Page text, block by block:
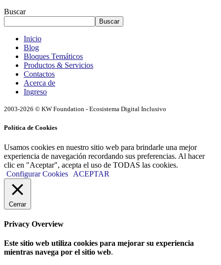
Buscar
Buscar
Inicio
Blog
Bloques Temáticos
Productos & Servicios
Contactos
Acerca de
Ingreso
2003-2026 © KW Foundation - Ecosistema Digital Inclusivo
Política de Cookies
Usamos cookies en nuestro sitio web para brindarle una mejor
experiencia de navegación recordando sus preferencias. Al hacer
clic en "Aceptar", acepta el uso de TODAS las cookies.
Configurar Cookies
ACEPTAR
Cerrar
Privacy Overview
Este sitio web utiliza cookies para mejorar su experiencia
mientras navega por el sitio web.